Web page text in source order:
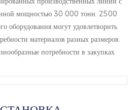
мощностью 30 000 тонн. 2500
оборудования могут удовлетворить
материалов разных размеров.
потребности в закупках